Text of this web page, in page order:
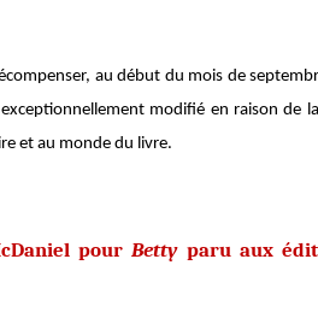
au début du mois de
modifié en raison de
et au monde du livre.
pourBetty paru aux